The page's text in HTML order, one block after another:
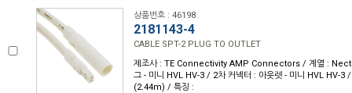
상품번호 : 46198
2181143-4
CABLE SPT-2 PLUG TO OUTLET
제조사 : TE Connectivity AMP Connectors / 계열 :
그 - 미니 HVL HV-3 / 2차 커넥터 : 아웃렛 - 미니 HVL HV-3
(2.44m) / 특징 :